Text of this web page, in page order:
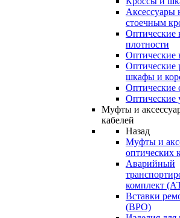
Аксессуары
стоечным
Оптические
плотности
Оптические
Оптические
шкафы и
Оптические
Оптические
Муфты и
кабелей
Назад
Муфты и
оптических
Аварийный
комплект
Вставки
(ВРО)